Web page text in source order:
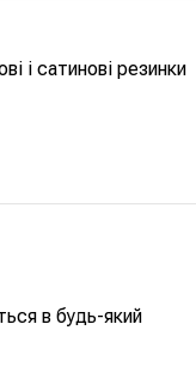
і сатинові резинки
в будь-який